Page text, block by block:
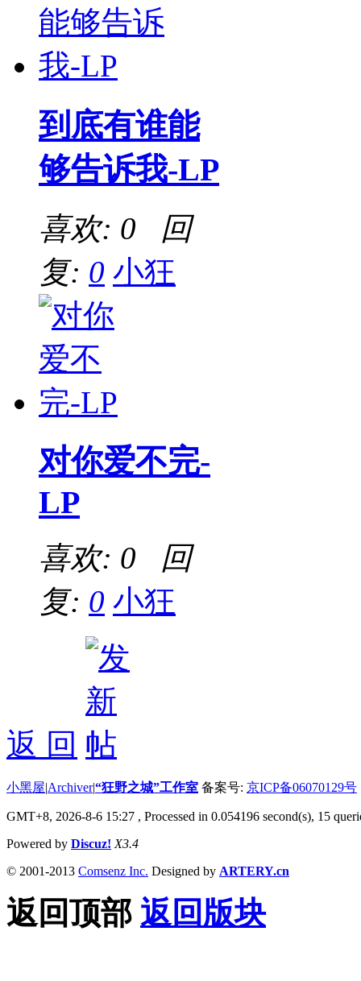
到底有谁能
够告诉我-LP
喜欢: 0 回
复: 0 小狂
对你爱不完-
LP
喜欢: 0 回
复: 0 小狂
返 回
小黑屋|Archiver|“狂野之城”工作室 备案号: 京ICP备06070129号
GMT+8, 2026-8-6 15:27 , Processed in 0.054196 second(s), 15
Powered by Discuz! X3.4
© 2001-2013 Comsenz Inc. Designed by ARTERY.cn
返回顶部 返回版块